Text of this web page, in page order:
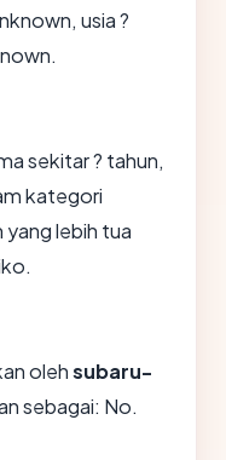
usia ?
sekitar ? tahun,
kategori
lebih tua
olehsubaru-
sebagai: No.